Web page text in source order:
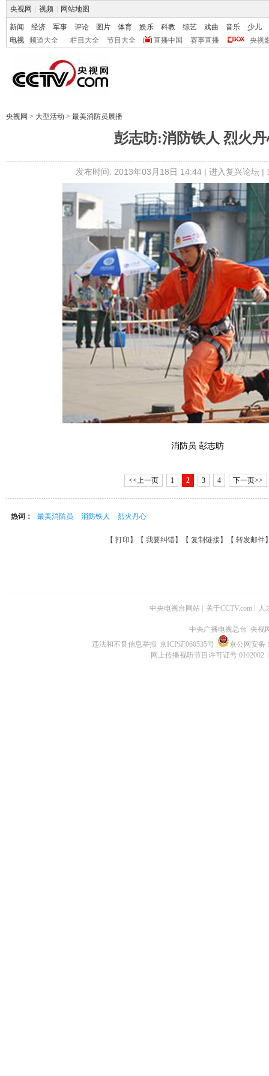
央视网 视频 网站地图
新闻 经济 军事 评论 图片 体育 娱乐 科教 综艺 戏曲 音乐
少儿
电视
频道大全 栏目大全 节目大全 直播中国 赛事直播 央视
央视网 > 大型活动 > 最美消防员展播
彭志昉:消防铁人 烈火
发布时间: 2013年03月18日 14:44 | 进入复兴论坛|
消防员 彭志昉
<<上一页 1 2 3 4 下一页>>
热词： 最美消防员 消防铁人 烈火丹心
【 打印 】【 我要纠错】【 复制链接】【 转发邮件
中央电视台网站 关于CCTV.com 人
中央广播电视总台 央视
违法和不良信息举报 京ICP证060535号
京公网安备
网上传播视听节目许可证号 0102002